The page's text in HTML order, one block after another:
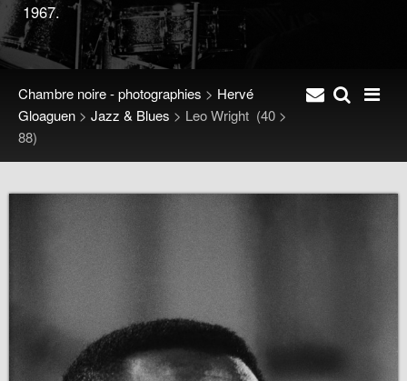
1967.
Chambre noire - photographies > Hervé
Gloaguen > Jazz & Blues > Leo Wright (40 >
88)